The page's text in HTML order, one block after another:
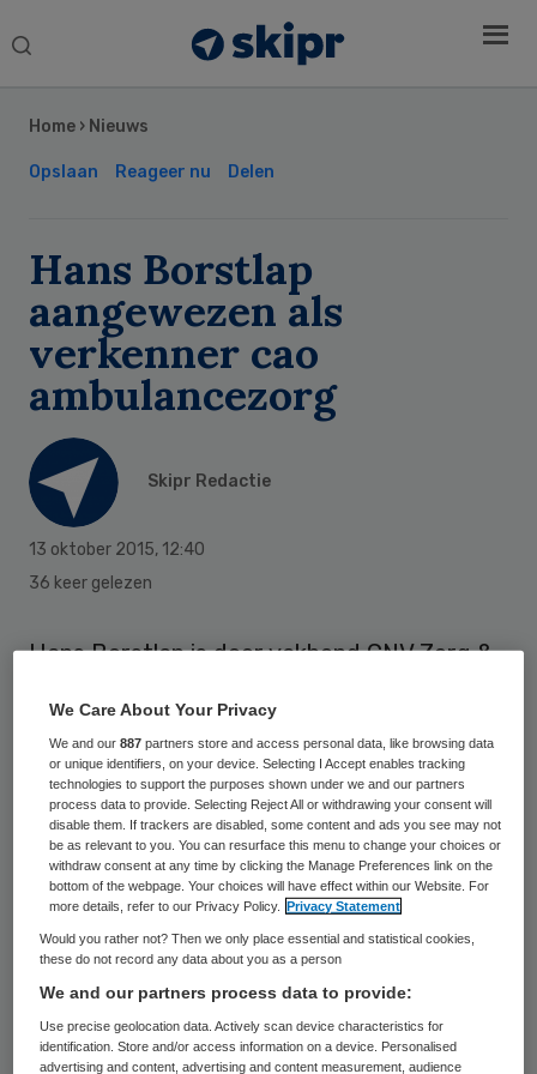
Search
Home › Nieuws
Opslaan Reageer nu Delen
Hans Borstlap
aangewezen als
verkenner cao
ambulancezorg
Skipr Redactie
13 oktober 2015, 12:40
36 keer gelezen
Hans Borstlap is door vakbond CNV Zorg &
Ambulancezorg Nederland (AZN)
aangesteld als onafhankelijk verkenner voor
de cao ambulancezorg. Borstlap heeft de
opdracht de vastgelopen onderhandelingen
voor een nieuwe cao ambulancezorg weer
in beweging te krijgen.
Partijen onderhandelen al geruime tijd over
een nieuwe cao ambulancezorg. Vakbonden
en AZN kunnen het niet eens worden over
Sidebar
We Care About Your Privacy
We and our887 partners store and access personal data, like browsing data
or unique identifiers, on your device. Selecting I Accept enables tracking
technologies to support the purposes shown under we and our partners
process data to provide. Selecting Reject All or withdrawing your consent will
disable them. If trackers are disabled, some content and ads you see may not
be as relevant to you. You can resurface this menu to change your choices or
withdraw consent at any time by clicking the Manage Preferences link on the
bottom of the webpage. Your choices will have effect within our Website. For
more details, refer to our Privacy Policy.
Privacy Statement
Would you rather not? Then we only place essential and statistical cookies,
these do not record any data about you as a person
We and our partners process data to provide:
Use precise geolocation data. Actively scan device characteristics for
identification. Store and/or access information on a device. Personalised
advertising and content, advertising and content measurement, audience